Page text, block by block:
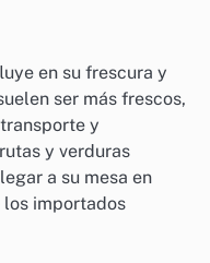
frescos?
es fundamental
de
los alimentos
lo que es crucial